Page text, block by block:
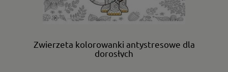
Zwierzeta kolorowanki antystresowe dla
dorosłych